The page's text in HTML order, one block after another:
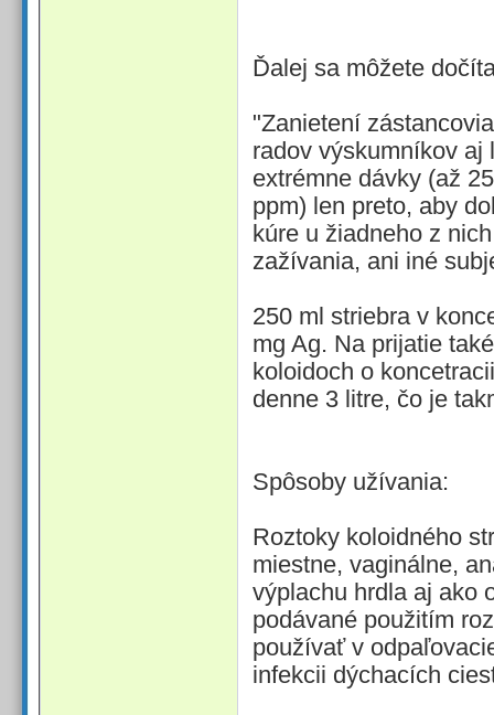
Ďalej sa môžete
"Zanietení
radov výskumníkov aj
extrémne dávky (až
ppm) len preto, aby
kúre u žiadneho z
zažívania, ani iné
250 ml striebra v
mg Ag. Na prijatie
koloidoch o
denne 3 litre, čo je
Spôsoby užívania:
Roztoky koloidného
miestne, vaginálne,
výplachu hrdla aj ako
podávané použitím
používať v
infekcii dýchacích